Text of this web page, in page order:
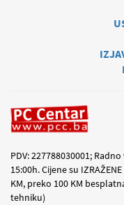
PDV: 227788030001;
15:00h. Cijene su
KM, preko 100 KM
tehniku)